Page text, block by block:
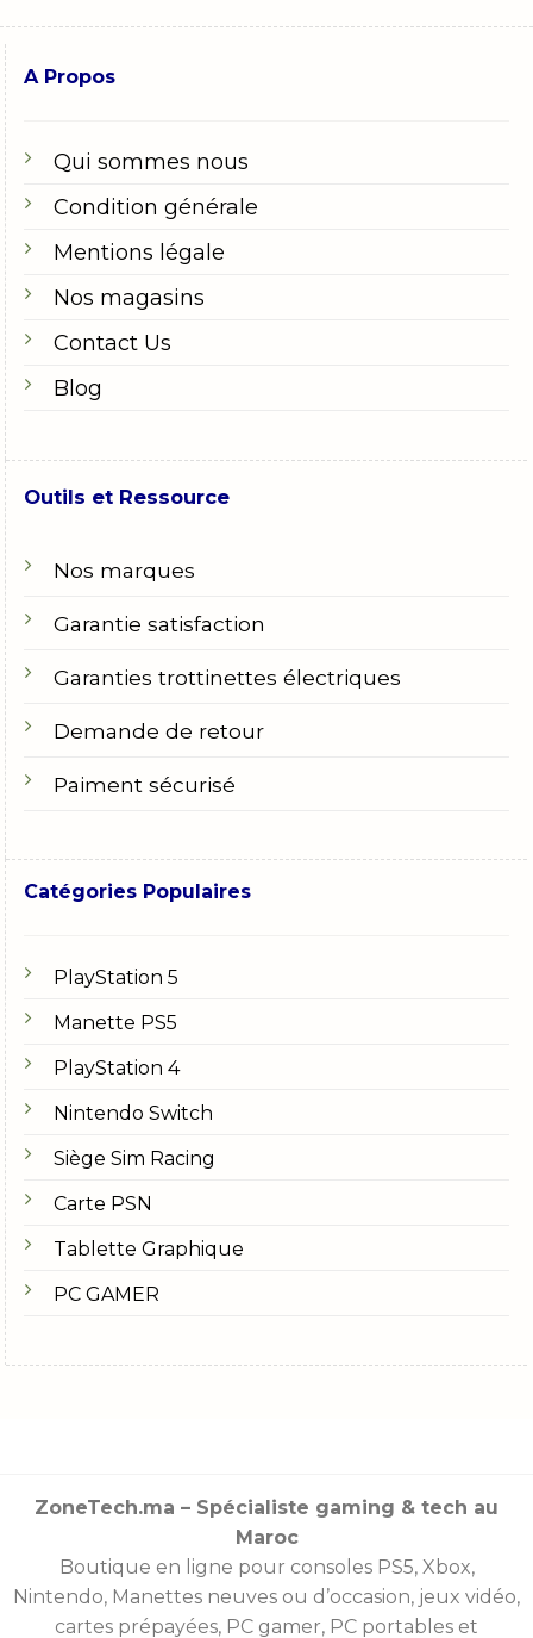
A Propos
Qui sommes nous
Condition générale
Mentions légale
Nos magasins
Contact Us
Blog
Outils et Ressource
Nos marques
Garantie satisfaction
Garanties trottinettes électriques
Demande de retour
Paiment sécurisé
Catégories Populaires
PlayStation 5
Manette PS5
PlayStation 4
Nintendo Switch
Siège Sim Racing
Carte PSN
Tablette Graphique
PC GAMER
ZoneTech.ma – Spécialiste gaming & tech au
Maroc
Boutique en ligne pour consoles PS5, Xbox,
Nintendo, Manettes neuves ou d’occasion, jeux vidéo,
cartes prépayées, PC gamer, PC portables et